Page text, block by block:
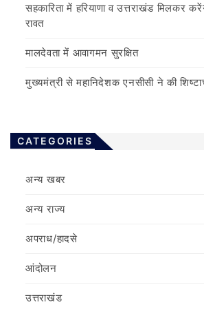
सहकारिता में हरियाणा व उत्तराखंड मिलकर
रावत
मालदेवता में आवागमन सुरक्षित
मुख्यमंत्री से महानिदेशक एनसीसी ने की
CATEGORIES
अन्य खबर
अन्य राज्य
अपराध/हादसे
आंदोलन
उत्तराखंड